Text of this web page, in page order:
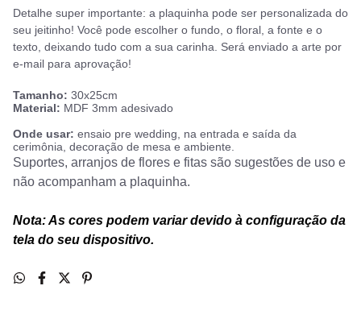
Detalhe super importante: a plaquinha pode ser personalizada do
seu jeitinho! Você pode escolher o fundo, o floral, a fonte e o
texto, deixando tudo com a sua carinha. Será enviado a arte por
e-mail para aprovação!
Tamanho: 30x25cm
Material: MDF 3mm adesivado
Onde usar: ensaio pre wedding, na entrada e saída da
cerimônia, decoração de mesa e ambiente.
Suportes, arranjos de flores e fitas são sugestões de uso e
não acompanham a plaquinha.
Nota: As cores podem variar devido à configuração da
tela do seu dispositivo.